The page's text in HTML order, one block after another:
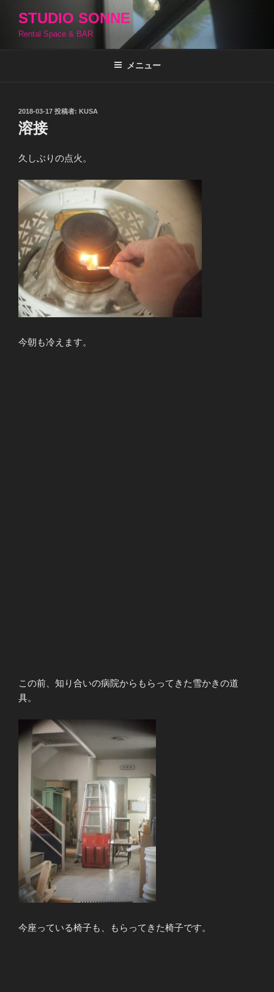
ン
STUDIO SONNE
Rental Space & BAR
メニュー
投
稿
日:
2018-03-17 投稿者: KUSA
溶接
久しぶりの点火。
今朝も冷えます。
この前、知り合いの病院からもらってきた雪かきの道
具。
今座っている椅子も、もらってきた椅子です。